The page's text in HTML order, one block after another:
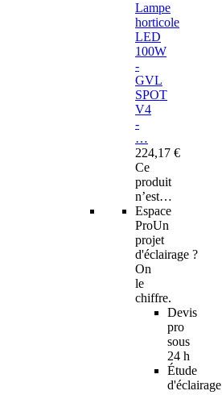
Lampe
horticole
LED
100W
-
GVL
SPOT
V4
-
…
224,17 €
Ce
produit
n’est…
Espace
ProUn
projet
d'éclairage ?
On
le
chiffre.
Devis
pro
sous
24 h
Étude
d'éclairage